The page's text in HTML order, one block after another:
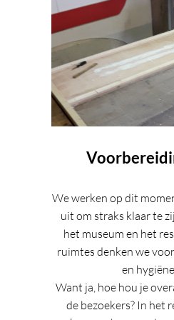
We werken op dit
uit om straks klaar te
het museum en het
ruimtes denken we
en
Want ja, hoe hou je
de bezoekers? In het